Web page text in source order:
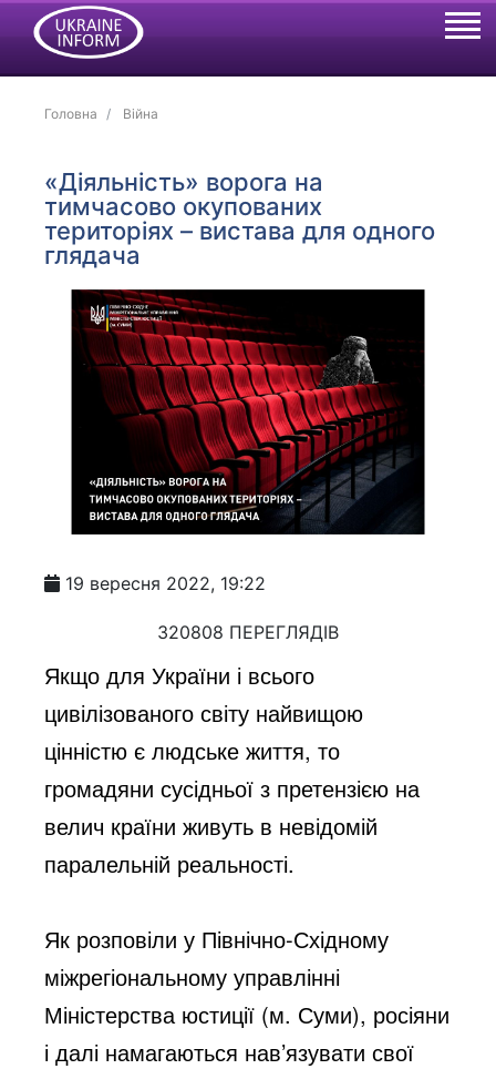
Головна Війна
«Діяльність» ворога на
тимчасово окупованих
територіях – вистава для одного
глядача
19 вересня 2022, 19:22
320808 ПЕРЕГЛЯДІВ
Якщо для України і всього
цивілізованого світу найвищою
цінністю є людське життя, то
громадяни сусідньої з претензією на
велич країни живуть в невідомій
паралельній реальності.
Як розповіли у Північно-Східному
міжрегіональному управлінні
Міністерства юстиції (м. Суми), росіяни
і далі намагаються нав’язувати свої